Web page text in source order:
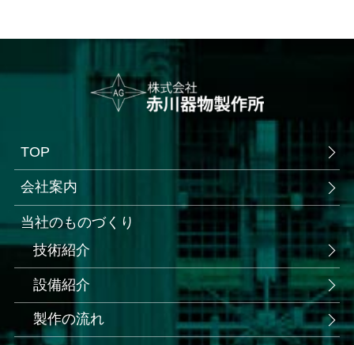
TOP
会社案内
当社のものづくり
技術紹介
設備紹介
製作の流れ